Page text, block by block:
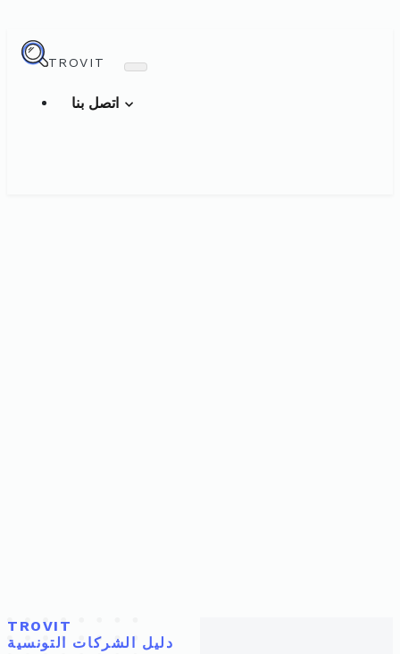
TROVIT
TROVIT
دليل الشركات التونسية